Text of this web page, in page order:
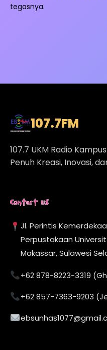
tegasnya.
107.7FM
107.7 UKM Radio
Penuh Kreasi, Inovasi,
Contact Us
Jl. Perintis
Perpustakaan
Makassar, Sulawesi
+62 878-8223-3319
+62 857-7363-9203